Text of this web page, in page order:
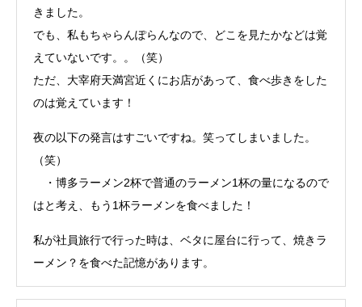
きました。
でも、私もちゃらんぽらんなので、どこを見たかなどは覚
えていないです。。（笑）
ただ、大宰府天満宮近くにお店があって、食べ歩きをした
のは覚えています！
夜の以下の発言はすごいですね。笑ってしまいました。
（笑）
・博多ラーメン2杯で普通のラーメン1杯の量になるので
はと考え、もう1杯ラーメンを食べました！
私が社員旅行で行った時は、ベタに屋台に行って、焼きラ
ーメン？を食べた記憶があります。